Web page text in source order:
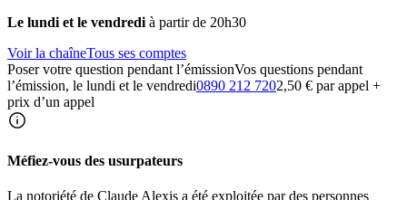
Le lundi et le vendredi à partir de 20h30
Voir la chaîneTous ses comptes
Poser votre question pendant l’émissionVos questions pendant
l’émission, le lundi et le vendredi0890 212 7202,50 € par appel +
prix d’un appel
Méfiez-vous des usurpateurs
La notoriété de Claude Alexis a été exploitée par des personnes